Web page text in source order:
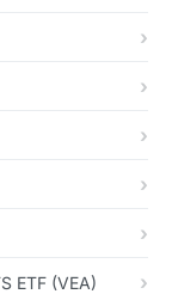
ETF (VEA)